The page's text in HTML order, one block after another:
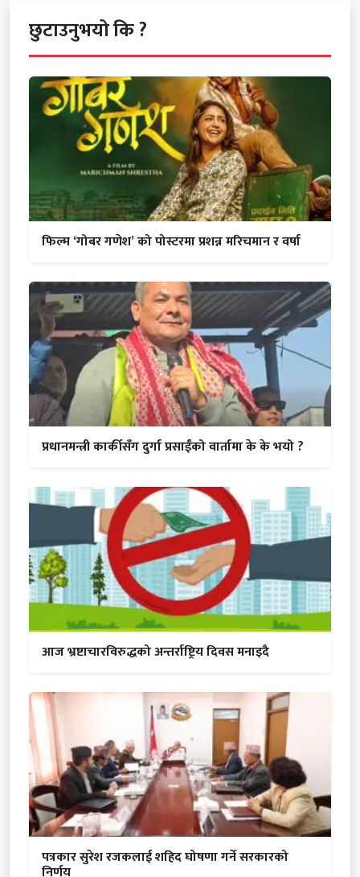
छुटाउनुभयो कि ?
फिल्म ‘गोबर गणेश’ को पोस्टरमा प्रशन्न मरिचमान र वर्षा
प्रधानमन्त्री कार्कीसँग दुर्गा प्रसाईंको वार्तामा के के भयो ?
आज भ्रष्टाचारविरुद्धको अन्तर्राष्ट्रिय दिवस मनाइदै
पत्रकार सुरेश रजकलाई शहिद घोषणा गर्ने सरकारको
निर्णय